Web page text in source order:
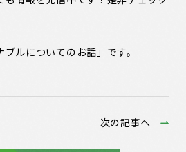
ルについてのお話」です。
次の記事へ